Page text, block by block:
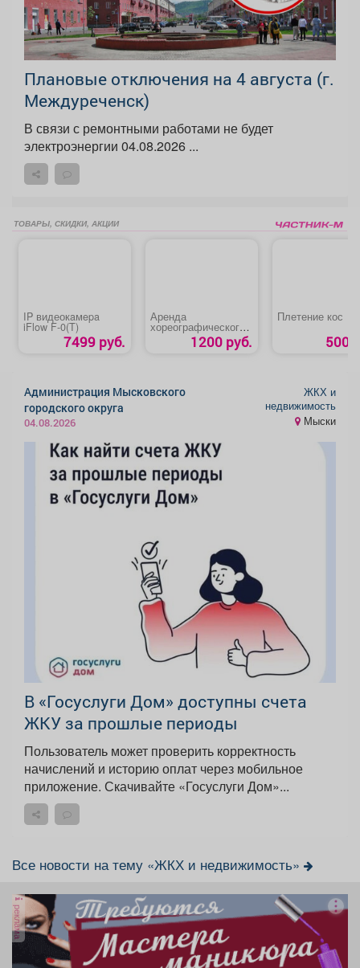
Плановые отключения на 4 августа (г.
Междуреченск)
В связи с ремонтными работами не будет
электроэнергии 04.08.2026 ...
ТОВАРЫ, СКИДКИ, АКЦИИ
IP видеокaмepa
iFlow F-0(T)
7499 руб.
Аренда
хореографического
зала 1200 руб.
Плетение кос
500
Администрация Мысковского
городского округа
04.08.2026
ЖКХ и
недвижимость
Мыски
В «Госуслуги Дом» доступны счета
ЖКУ за прошлые периоды
Пользователь может проверить корректность
начислений и историю оплат через мобильное
приложение. Скачивайте «Госуслуги Дом»...
Все новости на тему «ЖКХ и недвижимость»
реклама